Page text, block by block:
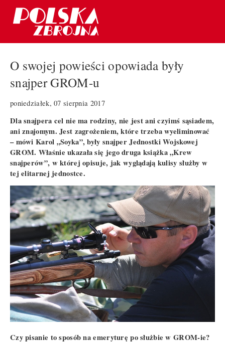
O swojej powieści opowiada były
snajper GROM-u
poniedziałek, 07 sierpnia 2017
Dla snajpera cel nie ma rodziny, nie jest ani czyimś sąsiadem,
ani znajomym. Jest zagrożeniem, które trzeba wyeliminować
– mówi Karol „Soyka”, były snajper Jednostki Wojskowej
GROM. Właśnie ukazała się jego druga książka „Krew
snajperów”, w której opisuje, jak wyglądają kulisy służby w
tej elitarnej jednostce.
Czy pisanie to sposób na emeryturę po służbie w GROM-ie?